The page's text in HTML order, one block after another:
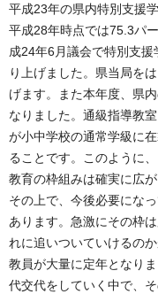
平成23年の県内特別支援
平成28年時点では75.3パ
成24年6月議会で特別支
り上げました。県当局を
げます。また本年度、県
なりました。通級指導教
が小中学校の通常学級に
ることです。このように
教育の枠組みは確実に広が
その上で、今後必要にな
あります。急激にその枠
れに追いついていけるの
教員が大量に定年となり
代交代をしていく中で、